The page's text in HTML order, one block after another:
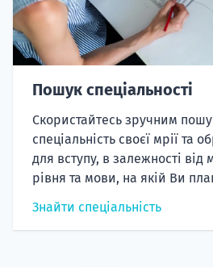
Пошук спеціальності
Скористайтесь зручним
спеціальність своєї мрії та
для вступу, в залежності від
рівня та мови, на якій Ви
Знайти спеціальність